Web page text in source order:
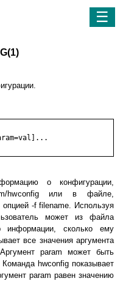
☰
о конфигурации,
hwconfig или в файле,
-f filename. Используя
может из файла
информации, сколько ему
все значения аргумента
param может быть
hwconfig показывает
param равен значению